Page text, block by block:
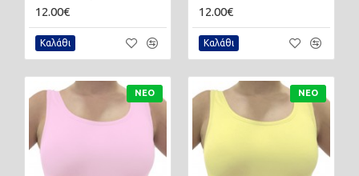
12.00€
Καλάθι
12.00€
Καλάθι
ΝΈΟ ΝΈΟ